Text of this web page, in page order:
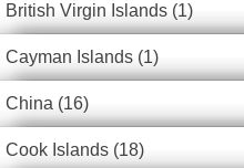
British Virgin Islands (1)
Cayman Islands (1)
China (16)
Cook Islands (18)